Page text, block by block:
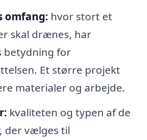
omfang: hvor stort et
skal drænes, har
betydning for
Et større projekt
materialer og arbejde.
kvaliteten og typen af de
der vælges til